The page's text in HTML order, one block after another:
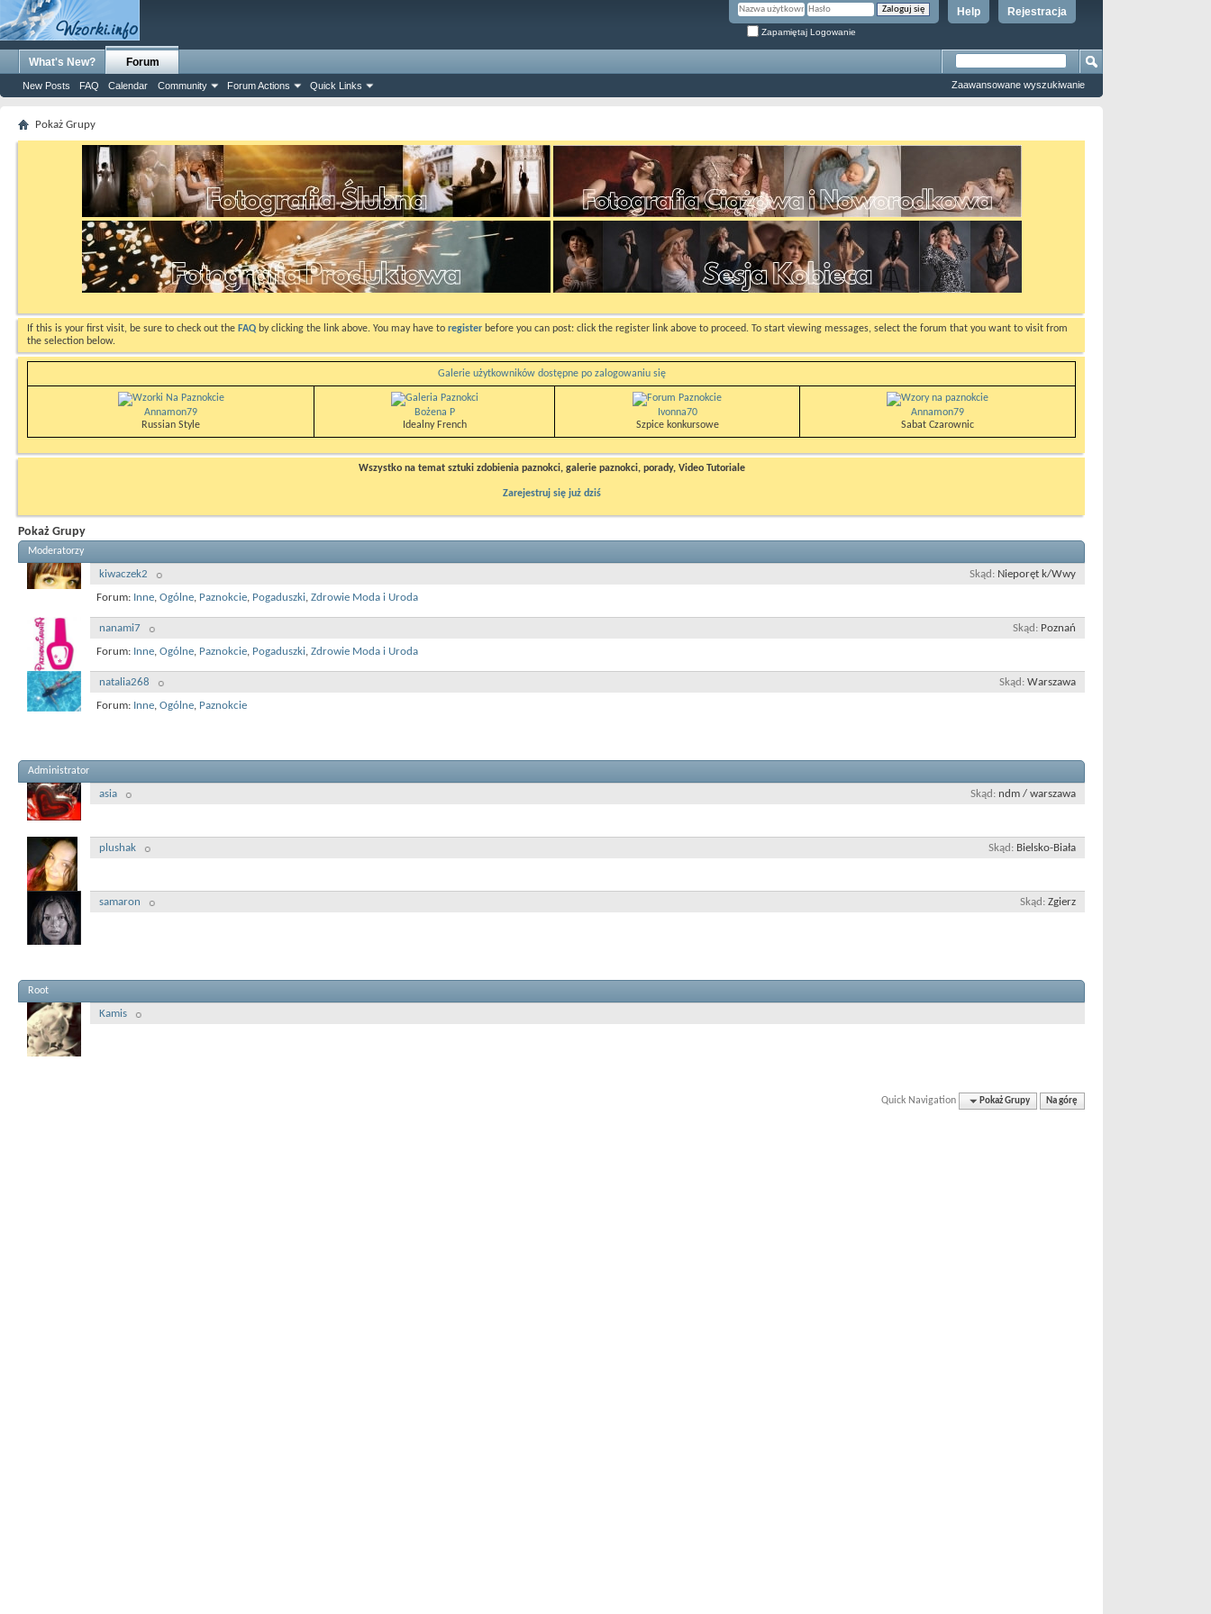
Rejestracja
Help
Zapamiętaj Logowanie
What's New? Forum
New Posts FAQ Calendar Community Forum Actions Quick Links Zaawansowane wyszukiwanie
Pokaż Grupy
If this is your first visit, be sure to check out the FAQ by clicking the link above. You may have to register before you can post: click the register link above to proceed. To start viewing messages, select the forum that you want to visit from
the selection below.
Galerie użytkowników dostępne po zalogowaniu się
Annamon79
Russian Style
Bożena P
Idealny French
Ivonna70
Szpice konkursowe
Annamon79
Sabat Czarownic
Wszystko na temat sztuki zdobienia paznokci, galerie paznokci, porady, Video Tutoriale
Zarejestruj się już dziś
Pokaż Grupy
Moderatorzy
Skąd Nieporęt k/Wwy
kiwaczek2
Forum: Inne, Ogólne, Paznokcie, Pogaduszki, Zdrowie Moda i Uroda
Skąd Poznań
nanami7
Forum: Inne, Ogólne, Paznokcie, Pogaduszki, Zdrowie Moda i Uroda
Skąd Warszawa
natalia268
Forum: Inne, Ogólne, Paznokcie
Administrator
Skąd ndm / warszawa
asia
Skąd Bielsko-Biała
plushak
Skąd Zgierz
samaron
Root
Kamis
Quick Navigation Pokaż Grupy Na górę